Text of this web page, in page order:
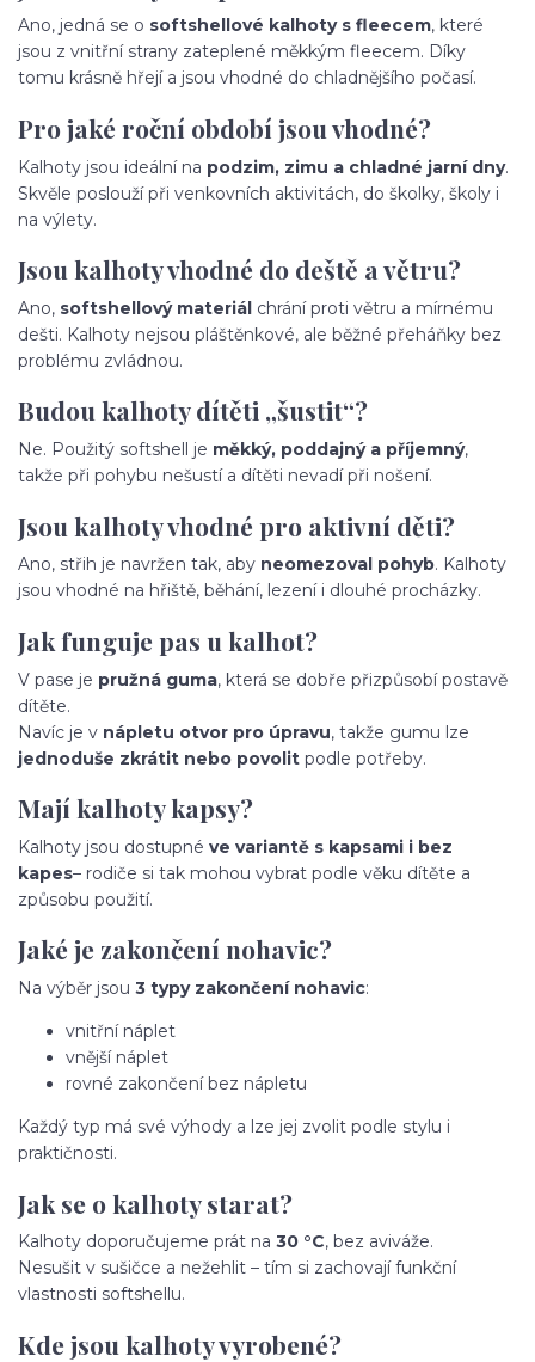
Ano, jedná se o softshellové kalhoty s fleecem, které
jsou z vnitřní strany zateplené měkkým fleecem. Díky
tomu krásně hřejí a jsou vhodné do chladnějšího počasí.
Pro jaké roční období jsou vhodné?
Kalhoty jsou ideální na podzim, zimu a chladné jarní dny.
Skvěle poslouží při venkovních aktivitách, do školky, školy i
na výlety.
Jsou kalhoty vhodné do deště a větru?
Ano, softshellový materiál chrání proti větru a mírnému
dešti. Kalhoty nejsou pláštěnkové, ale běžné přeháňky bez
problému zvládnou.
Budou kalhoty dítěti „šustit“?
Ne. Použitý softshell je měkký, poddajný a příjemný,
takže při pohybu nešustí a dítěti nevadí při nošení.
Jsou kalhoty vhodné pro aktivní děti?
Ano, střih je navržen tak, aby neomezoval pohyb. Kalhoty
jsou vhodné na hřiště, běhání, lezení i dlouhé procházky.
Jak funguje pas u kalhot?
V pase je pružná guma, která se dobře přizpůsobí postavě
dítěte.
Navíc je v nápletu otvor pro úpravu, takže gumu lze
jednoduše zkrátit nebo povolit podle potřeby.
Mají kalhoty kapsy?
Kalhoty jsou dostupné ve variantě s kapsami i bez
kapes– rodiče si tak mohou vybrat podle věku dítěte a
způsobu použití.
Jaké je zakončení nohavic?
Na výběr jsou 3 typy zakončení nohavic:
vnitřní náplet
vnější náplet
rovné zakončení bez nápletu
Každý typ má své výhody a lze jej zvolit podle stylu i
praktičnosti.
Jak se o kalhoty starat?
Kalhoty doporučujeme prát na 30 °C, bez aviváže.
Nesušit v sušičce a nežehlit – tím si zachovají funkční
vlastnosti softshellu.
Kde jsou kalhoty vyrobené?